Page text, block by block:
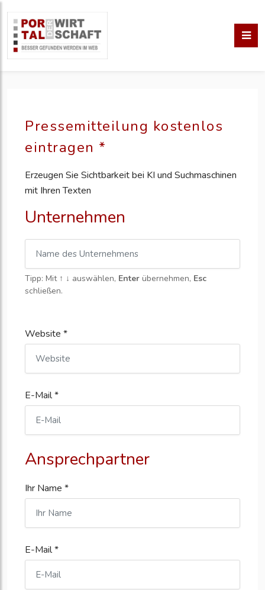
Pressemitteilung kostenlos
eintragen *
Erzeugen Sie Sichtbarkeit bei KI und Suchmaschinen
mit Ihren Texten
Unternehmen
Tipp: Mit ↑ ↓ auswählen, Enter übernehmen, Esc
schließen.
Website *
E-Mail *
Ansprechpartner
Ihr Name *
E-Mail *